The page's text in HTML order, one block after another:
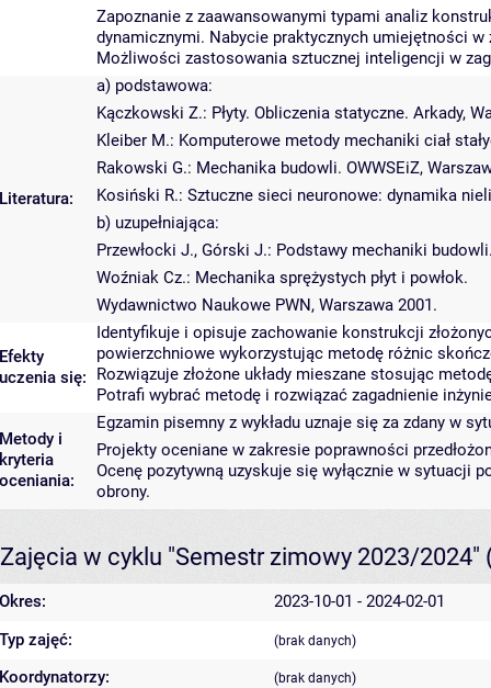
Zapoznanie z zaawansowanymi typami analiz
dynamicznymi. Nabycie praktycznych umiejętności
Możliwości zastosowania sztucznej inteligencji w
Literatura:
a) podstawowa:
Kączkowski Z.: Płyty. Obliczenia statyczne. Arkady,
Kleiber M.: Komputerowe metody mechaniki ciał
Rakowski G.: Mechanika budowli. OWWSEiZ,
Kosiński R.: Sztuczne sieci neuronowe: dynamika
b) uzupełniająca:
Przewłocki J., Górski J.: Podstawy mechaniki
Woźniak Cz.: Mechanika sprężystych płyt i powłok.
Wydawnictwo Naukowe PWN, Warszawa 2001.
Efekty
uczenia się:
Identyfikuje i opisuje zachowanie konstrukcji
powierzchniowe wykorzystując metodę różnic
Rozwiązuje złożone układy mieszane stosując
Potrafi wybrać metodę i rozwiązać zagadnienie
Metody i
kryteria
oceniania:
Egzamin pisemny z wykładu uznaje się za zdany w
Projekty oceniane w zakresie poprawności
Ocenę pozytywną uzyskuje się wyłącznie w sytuacji
obrony.
Zajęcia w cyklu "Semestr zimowy 2023/2024"
Okres:
2023-10-01 - 2024-02-01
Typ zajęć:
(brak danych)
Koordynatorzy: (brak danych)